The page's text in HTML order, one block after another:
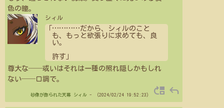
色の瞳。
シィル
…………だから、シィルのこと
も、もっと欲張りに求めても、良
い。
許す」
尊大な──或いはそれは一種の照れ隠しかもしれ
ない──口調で。
砂像が飾られた天幕 シィル - （2024/02/24 19:52:23） move_up reply